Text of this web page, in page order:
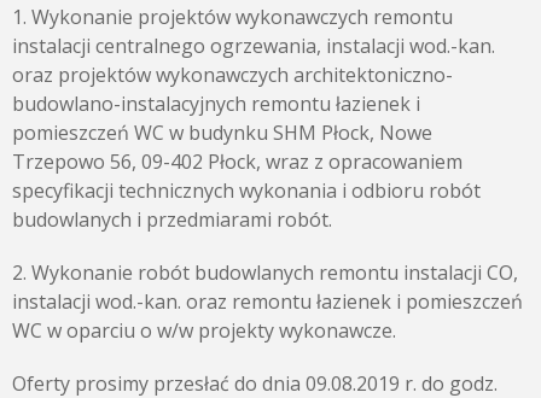
1. Wykonanie projektów wykonawczych remontu
instalacji centralnego ogrzewania, instalacji wod.-kan.
oraz projektów wykonawczych architektoniczno-
budowlano-instalacyjnych remontu łazienek i
pomieszczeń WC w budynku SHM Płock, Nowe
Trzepowo 56, 09-402 Płock, wraz z opracowaniem
specyfikacji technicznych wykonania i odbioru robót
budowlanych i przedmiarami robót.
2. Wykonanie robót budowlanych remontu instalacji CO,
instalacji wod.-kan. oraz remontu łazienek i pomieszczeń
WC w oparciu o w/w projekty wykonawcze.
Oferty prosimy przesłać do dnia 09.08.2019 r. do godz.